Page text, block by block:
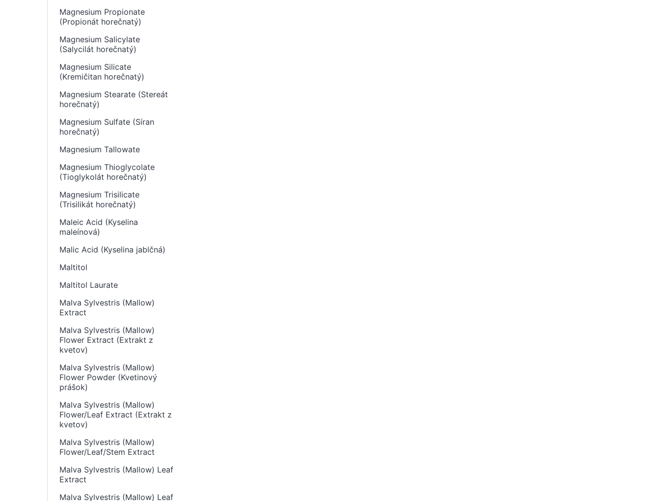
Magnesium Propionate
(Propionát horečnatý)
Magnesium Salicylate
(Salycilát horečnatý)
Magnesium Silicate
(Kremičitan horečnatý)
Magnesium Stearate (Stereát
horečnatý)
Magnesium Sulfate (Síran
horečnatý)
Magnesium Tallowate
Magnesium Thioglycolate
(Tioglykolát horečnatý)
Magnesium Trisilicate
(Trisilikát horečnatý)
Maleic Acid (Kyselina
maleínová)
Malic Acid (Kyselina jablčná)
Maltitol
Maltitol Laurate
Malva Sylvestris (Mallow)
Extract
Malva Sylvestris (Mallow)
Flower Extract (Extrakt z
kvetov)
Malva Sylvestris (Mallow)
Flower Powder (Kvetinový
prášok)
Malva Sylvestris (Mallow)
Flower/Leaf Extract (Extrakt z
kvetov)
Malva Sylvestris (Mallow)
Flower/Leaf/Stem Extract
Malva Sylvestris (Mallow) Leaf
Extract
Malva Sylvestris (Mallow) Leaf